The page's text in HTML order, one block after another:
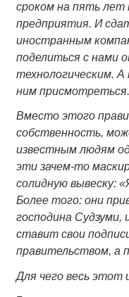
сроком на пять лет
предприятия. И
иностранным
поделиться с нами
технологическим.
ним присмотреться.
Вместо этого
собственность,
известным людям
эти зачем-то
солидную вывеску:
Более того: они
господина Судзуми,
ставит свои
правительством, а
Для чего весь этот